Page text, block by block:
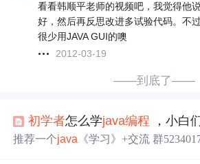
看看韩顺平老师的视频吧，我觉得他
好，然后再反思改进多试验代码。不
很少用JAVA GUI的噢
2012-03-19
——到底了——
初学者怎么学java编程 ，小白
推荐一个java 《学习》+交流 群